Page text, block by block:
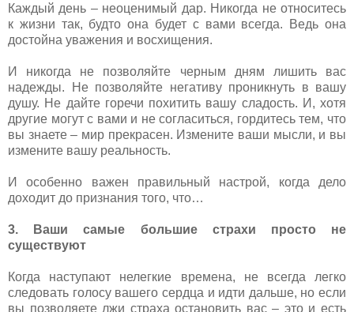
Каждый день – неоценимый дар. Никогда не относитесь
к жизни так, будто она будет с вами всегда. Ведь она
достойна уважения и восхищения.
И никогда не позволяйте черным дням лишить вас
надежды. Не позволяйте негативу проникнуть в вашу
душу. Не дайте горечи похитить вашу сладость. И, хотя
другие могут с вами и не согласиться, гордитесь тем, что
вы знаете – мир прекрасен. Измените ваши мысли, и вы
измените вашу реальность.
И особенно важен правильный настрой, когда дело
доходит до признания того, что…
3. Ваши самые большие страхи просто не
существуют
Когда наступают нелегкие времена, не всегда легко
следовать голосу вашего сердца и идти дальше, но если
вы позволяете лжи страха остановить вас – это и есть